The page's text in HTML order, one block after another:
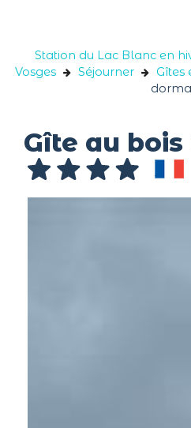
Station du Lac Blanc en
Vosges
Séjourner Gîtes
Gîte au